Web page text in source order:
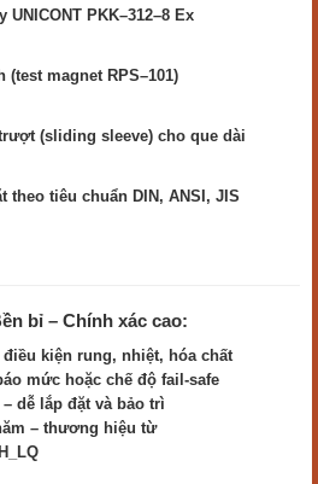
PKK–312–8 Ex
magnet RPS–101)
(sliding sleeve) cho que dài
theo tiêu chuẩn DIN, ANSI, JIS
bỉ – Chính xác cao:
kiện rung, nhiệt, hóa chất
mức hoặc chế độ fail-safe
dễ lắp đặt và bảo trì
– thương hiệu từ